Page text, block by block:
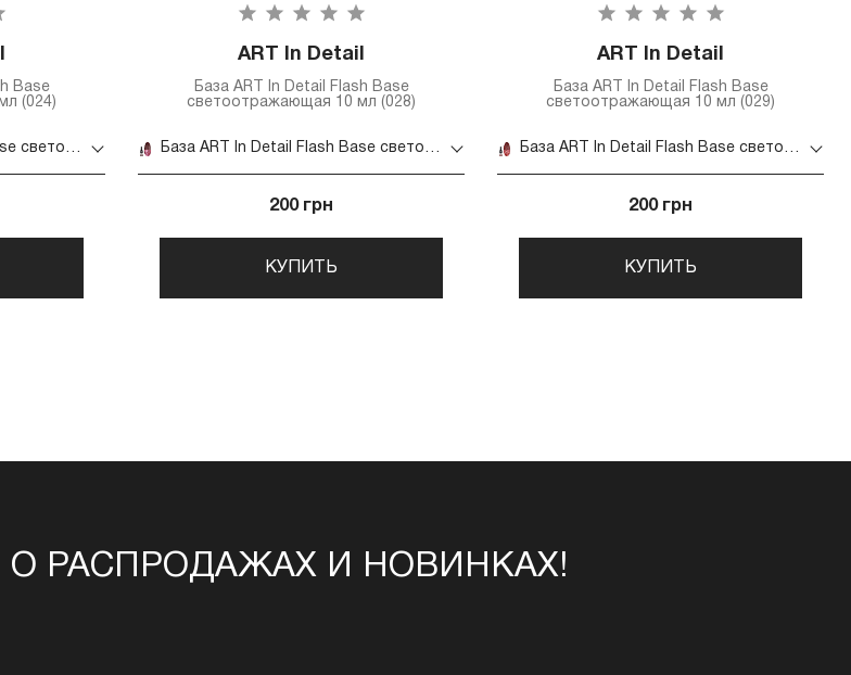
Base
(024)
База ART In Detail Flash Base светоотражающая 10 мл (024)
ART In Detail
База ART In Detail Flash Base
светоотражающая 10 мл (028)
База ART In Detail Flash Base светоотражающая 10 мл (028)
200 грн
КУПИТЬ
ART In Detail
База ART In Detail Flash Base
светоотражающая 10 мл (029)
База ART In Detail Flash Base светоотражающая 10 мл (029)
200 грн
КУПИТЬ
РАСПРОДАЖАХ И НОВИНКАХ!